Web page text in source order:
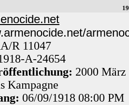
/R 11047
-A-24654
2000 März
Kampagne
: 06/09/1918 08:00 PM